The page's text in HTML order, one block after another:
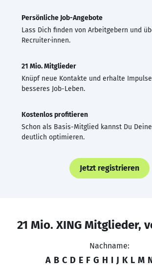
Persönliche Job-Angebote
Lass Dich finden von Arbeitgebern und
Recruiter·innen.
21 Mio. Mitglieder
Knüpf neue Kontakte und erhalte
besseres Job-Leben.
Kostenlos profitieren
Schon als Basis-Mitglied kannst Du Deine
deutlich optimieren.
Jetzt registrieren
21 Mio. XING Mitglieder,
Nachname:
A B C D E F G H I J K L M